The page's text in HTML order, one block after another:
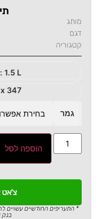
מותג
דגם
קטגוריה
1.5 L
347 chevaux
גמר
הוספה לסל
צ'אט
* התעריפים החודשיים עשויים
בנק